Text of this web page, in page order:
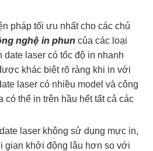
pháp tối ưu nhất cho các chủ
nghệ in phun của các loại
date laser có tốc độ in nhanh
khác biệt rõ ràng khi in với
laser có nhiều model và công
có thể in trên hầu hết tất cả các
laser không sử dụng mực in,
gian khởi động lâu hơn so với